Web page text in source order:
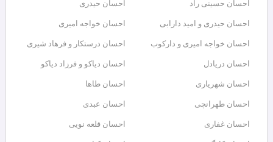
احسان حسینی راد احسان حیدری
احسان حیدری و امید دارابی احسان خواجه امیری
احسان خواجه امیری و دارکوب احسان درستكار و فرهاد شيرى
احسان دریادل احسان دیاکو و فرزاد دیاکو
احسان شهریاری احسان طاها
احسان طهرانچی احسان عبدی
احسان غفاری احسان قلعه نویی